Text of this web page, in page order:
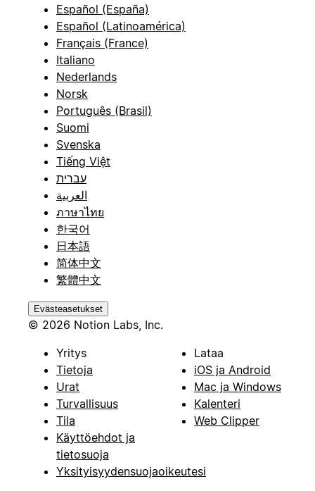
Español (España)
Español (Latinoamérica)
Français (France)
Italiano
Nederlands
Norsk
Português (Brasil)
Suomi
Svenska
Tiếng Việt
עברית
العربية
ภาษาไทย
한국어
日本語
简体中文
繁體中文
Evästeasetukset
© 2026 Notion Labs, Inc.
Yritys
Tietoja
Urat
Turvallisuus
Tila
Käyttöehdot ja
tietosuoja
Yksityisyydensuojaoikeutesi
Lataa
iOS ja Android
Mac ja Windows
Kalenteri
Web Clipper